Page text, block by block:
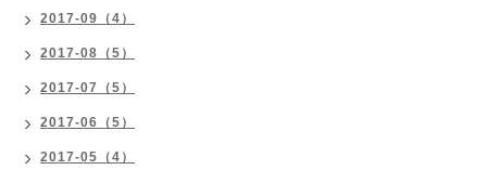
2017-09（4）
2017-08（5）
2017-07（5）
2017-06（5）
2017-05（4）